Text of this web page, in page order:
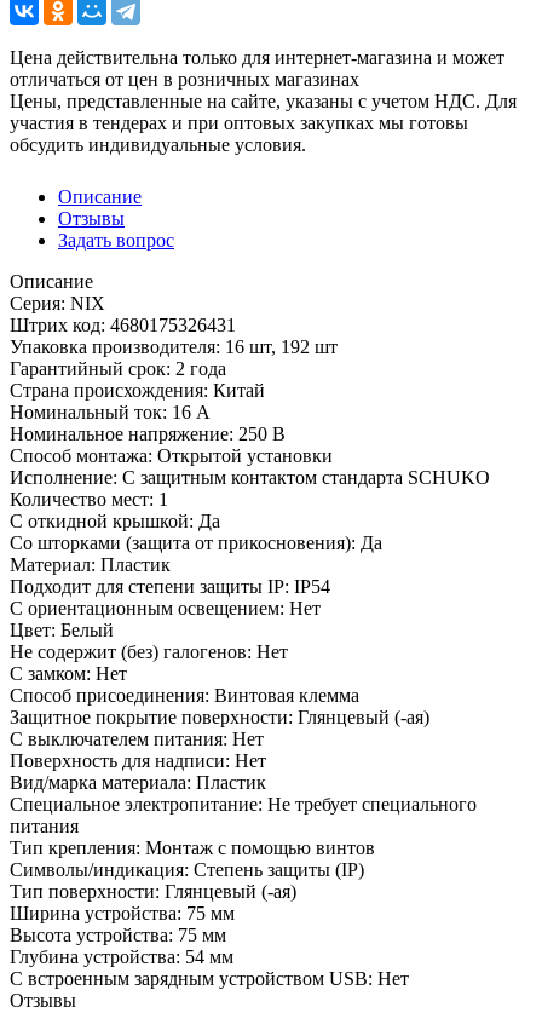
Цена действительна только для интернет-магазина и может
отличаться от цен в розничных магазинах
Цены, представленные на сайте, указаны с учетом НДС. Для
участия в тендерах и при оптовых закупках мы готовы
обсудить индивидуальные условия.
Описание
Отзывы
Задать вопрос
Описание
Серия: NIX
Штрих код: 4680175326431
Упаковка производителя: 16 шт, 192 шт
Гарантийный срок: 2 года
Страна происхождения: Китай
Номинальный ток: 16 А
Номинальное напряжение: 250 В
Способ монтажа: Открытой установки
Исполнение: С защитным контактом стандарта SCHUKO
Количество мест: 1
С откидной крышкой: Да
Со шторками (защита от прикосновения): Да
Материал: Пластик
Подходит для степени защиты IP: IP54
С ориентационным освещением: Нет
Цвет: Белый
Не содержит (без) галогенов: Нет
С замком: Нет
Способ присоединения: Винтовая клемма
Защитное покрытие поверхности: Глянцевый (-ая)
С выключателем питания: Нет
Поверхность для надписи: Нет
Вид/марка материала: Пластик
Cпециальное электропитание: Не требует специального
питания
Тип крепления: Монтаж с помощью винтов
Символы/индикация: Степень защиты (IP)
Тип поверхности: Глянцевый (-ая)
Ширина устройства: 75 мм
Высота устройства: 75 мм
Глубина устройства: 54 мм
С встроенным зарядным устройством USB: Нет
Отзывы